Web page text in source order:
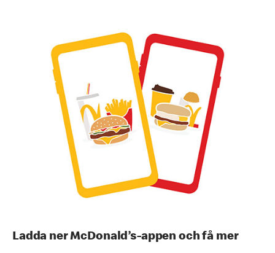
Ladda ner McDonald’s-appen och få mer